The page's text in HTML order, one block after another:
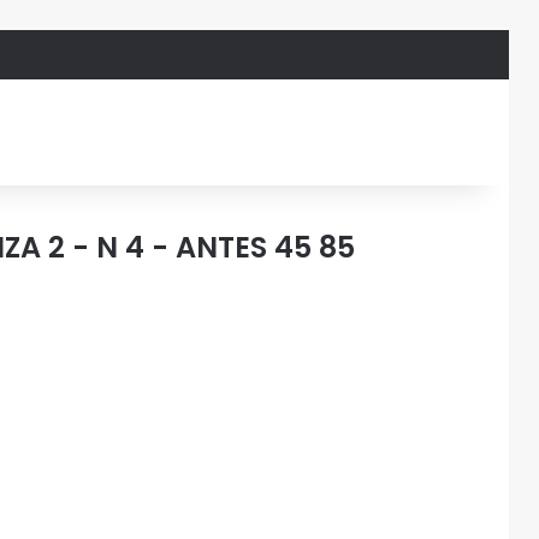
2 - N 4 - ANTES 45 85